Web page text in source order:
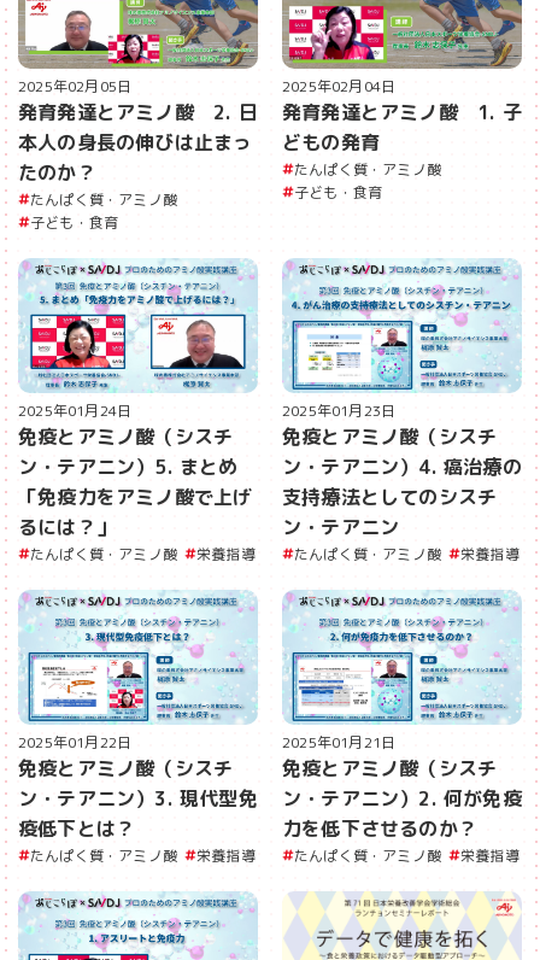
2025年02月05日
発育発達とアミノ酸 2. 日
本人の身長の伸びは止まっ
たのか？
たんぱく質・アミノ酸
子ども・食育
2025年02月04日
発育発達とアミノ酸 1. 子
どもの発育
たんぱく質・アミノ酸
子ども・食育
2025年01月24日
免疫とアミノ酸（シスチ
ン・テアニン）5. まとめ
「免疫力をアミノ酸で上げ
るには？」
たんぱく質・アミノ酸 栄養指導
2025年01月23日
免疫とアミノ酸（シスチ
ン・テアニン）4. 癌治療の
支持療法としてのシスチ
ン・テアニン
たんぱく質・アミノ酸 栄養指導
2025年01月22日
免疫とアミノ酸（シスチ
ン・テアニン）3. 現代型免
疫低下とは？
たんぱく質・アミノ酸 栄養指導
2025年01月21日
免疫とアミノ酸（シスチ
ン・テアニン）2. 何が免疫
力を低下させるのか？
たんぱく質・アミノ酸 栄養指導